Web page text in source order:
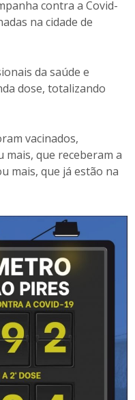
contra a Covid-
na cidade de
da saúde e
dose, totalizando
vacinados,
mais, que receberam a
mais, que já estão na